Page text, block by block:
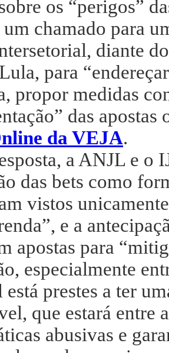
os “perigos”
chamado para
diante do
para
propor medidas
das
da VEJA.
a ANJL e o
das bets como
vistos
e a
apostas para
especialmente
prestes a ter
que estará entre
abusivas e